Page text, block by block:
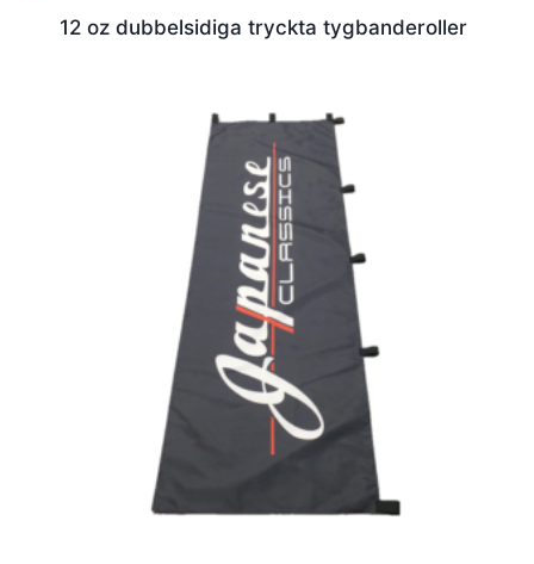
12 oz dubbelsidiga tryckta tygbanderoller